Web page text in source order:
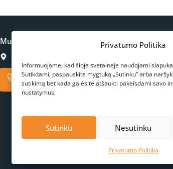
Privatumo Politika
Informuojame, kad šioje svetainėje naudojami
Sutikdami, paspauskite mygtuką „Sutinku“ arba
sutikimą bet kada galėsite atšaukti pakeisdami savo
nustatymus.
Sutinku Nesutinku
Privatumo Politika
Mus galite rasti
S.Kerbedžio g. 23, Panevėžys
+370 678 03089
Paskambinkite mums Konsultacija